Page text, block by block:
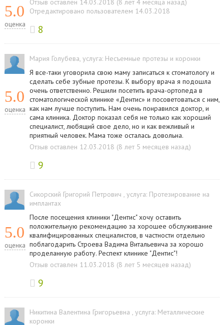
5.0
оценка
Отзыв оставлен 14.03.2018 (8 лет 4 месяца назад)
Отредактировано пользователем 14.03.2018
8
5.0
оценка
Мария Голубева, услуга: Несъемные протезы и коронки
Я все-таки уговорила свою маму записаться к стоматологу и
сделать себе зубные протезы. К выбору врача я подошла
очень ответственно. Решили посетить врача-ортопеда в
стоматологической клинике «Дентис» и посоветоваться с ним,
как нам лучше поступить. Нам очень понравился доктор, и
сама клиника. Доктор показал себя не только как хороший
специалист, любящий свое дело, но и как вежливый и
приятный человек. Мама тоже осталась довольна.
Отзыв оставлен 12.03.2018 (8 лет 5 месяцев назад)
9
5.0
оценка
Сикорский Григорий Петрович , услуга: Протезирование на
имплантах
После посещения клиники "Дентис" хочу оставить
положительную рекомендацию за хорошее обслуживание
квалифицированных специалистов, в частности отдельно
поблагодарить Строева Вадима Витальевича за хорошо
проделанную работу. Респект клинике "Дентис"!
Отзыв оставлен 11.03.2018 (8 лет 5 месяцев назад)
9
Никитина Валентина Григорьевна , услуга: Металлические
коронки